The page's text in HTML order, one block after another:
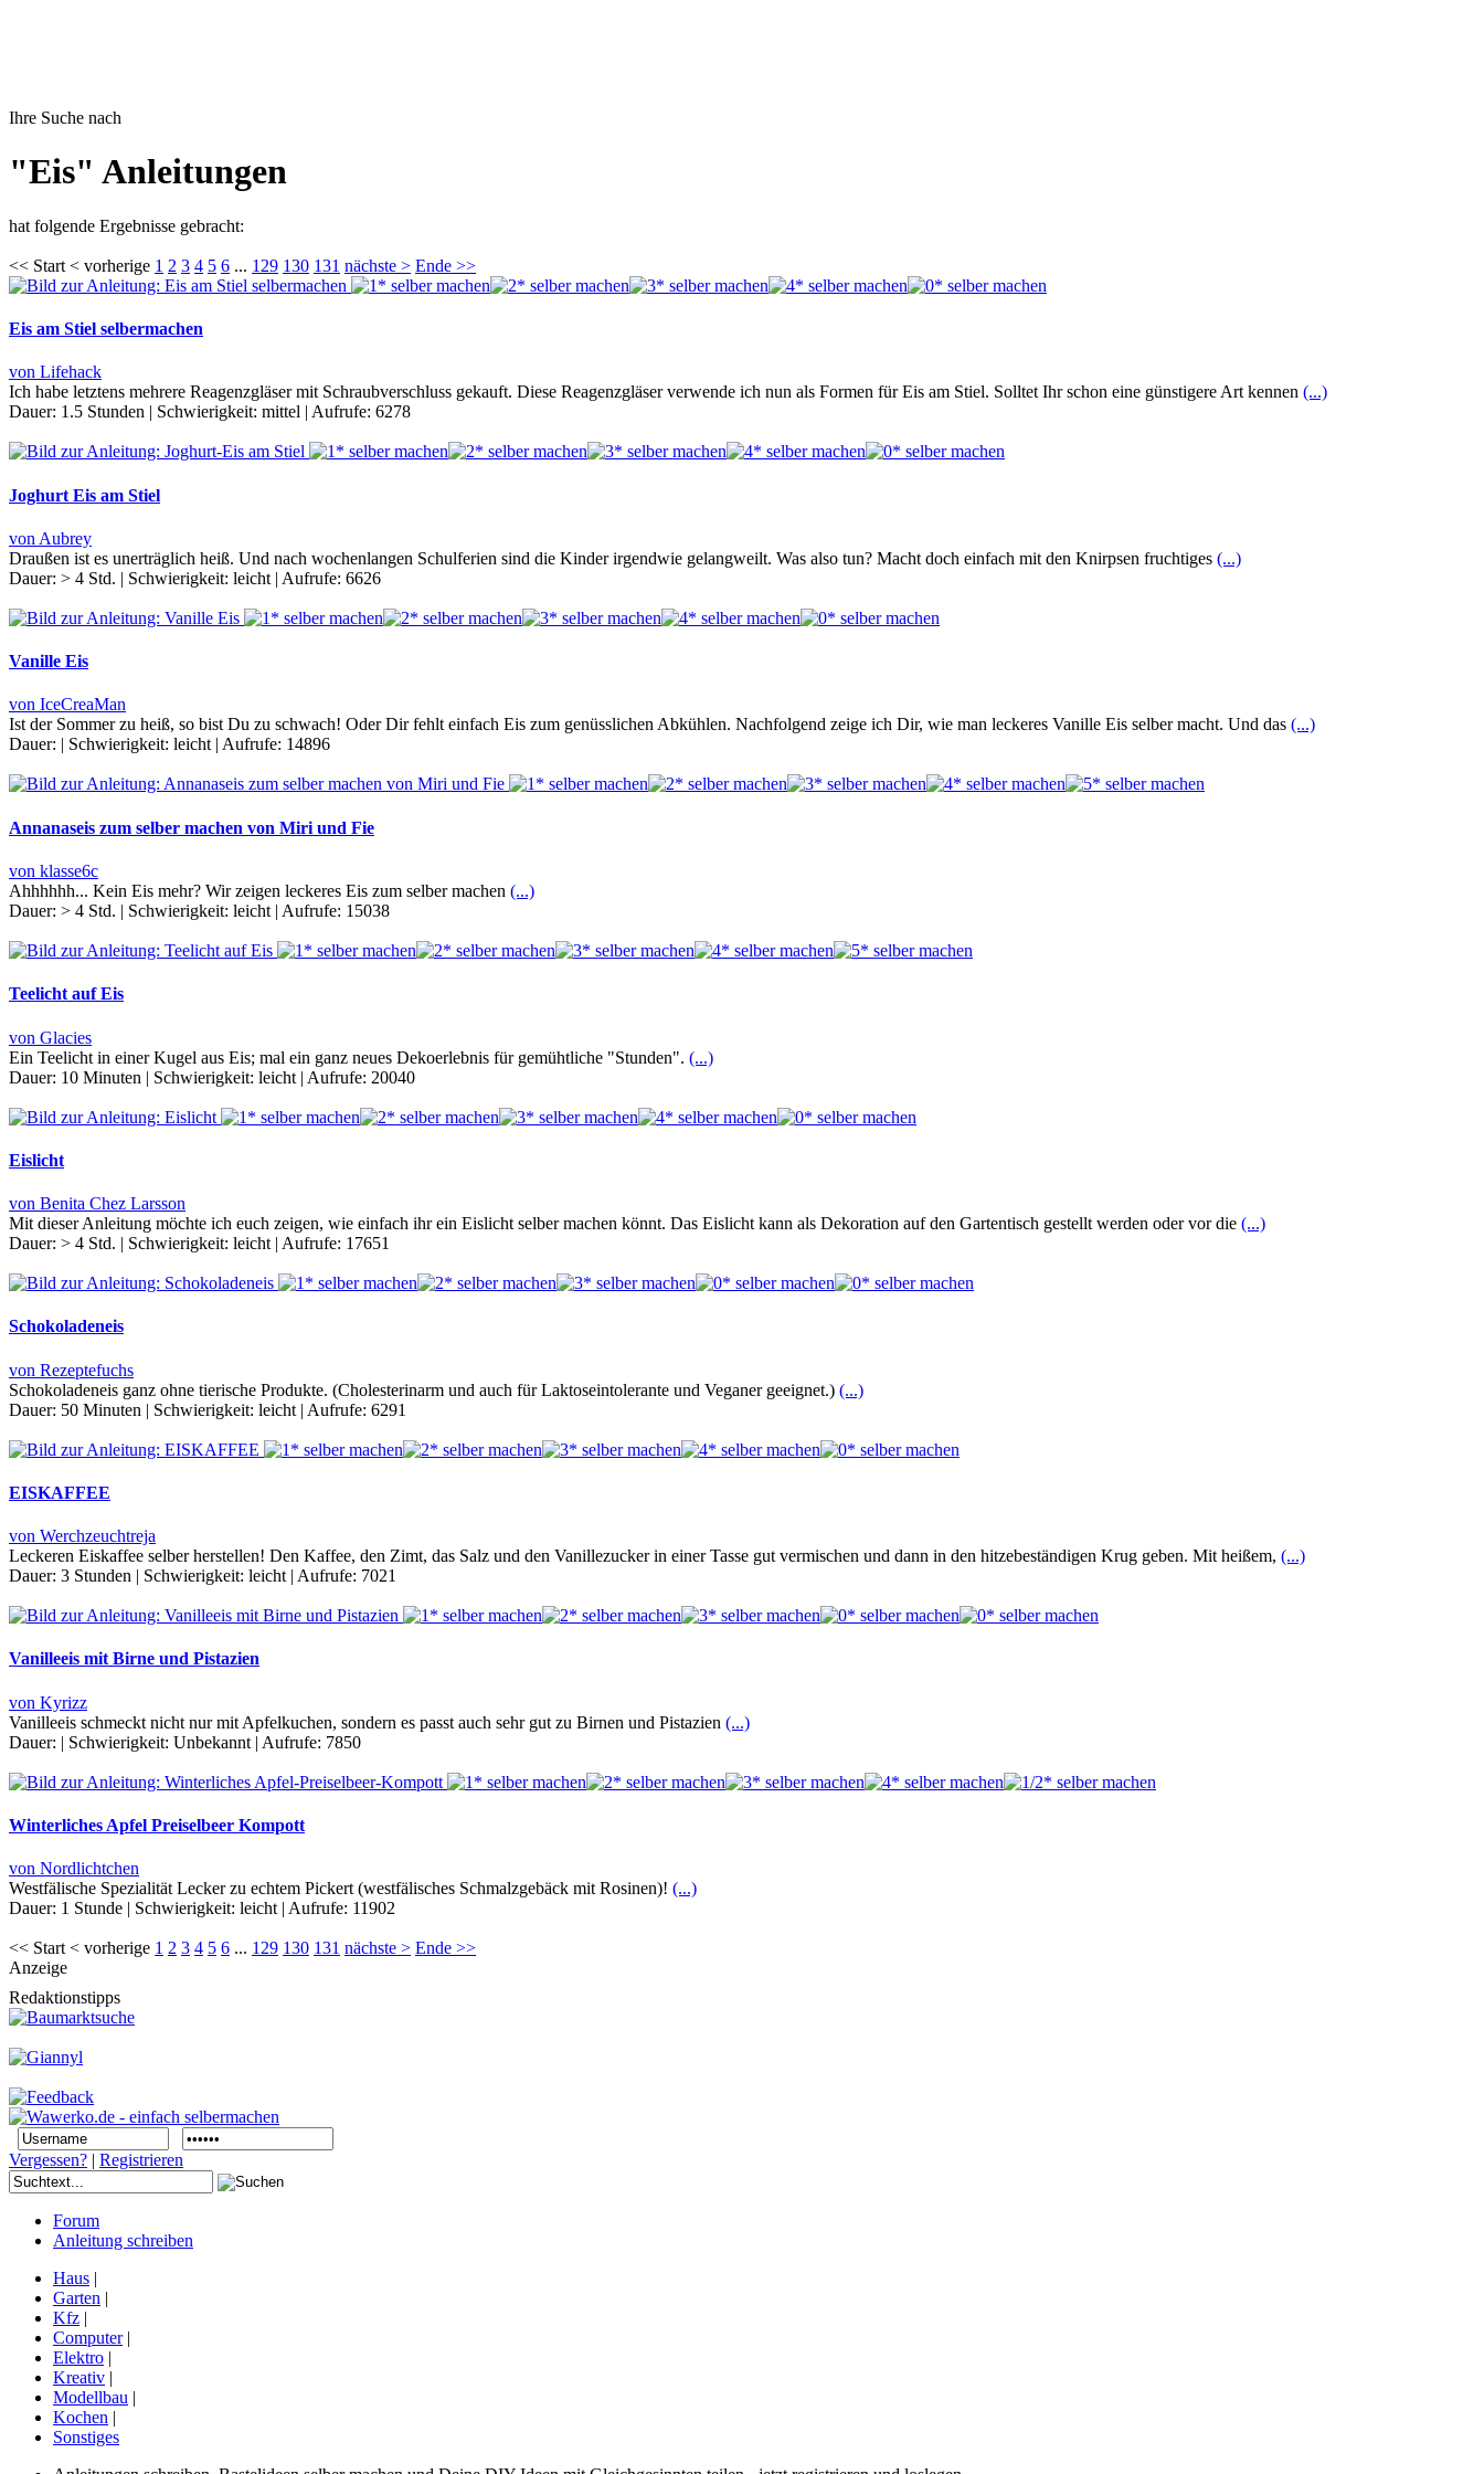
Ihre Suche nach
"Eis" Anleitungen
hat folgende Ergebnisse gebracht:
<< Start < vorherige 1 2 3 4 5 6 ... 129 130 131 nächste > Ende >>
Eis am Stiel selbermachen
von Lifehack
Ich habe letztens mehrere Reagenzgläser mit Schraubverschluss gekauft. Diese Reagenzgläser verwende ich nun als Formen für Eis am Stiel. Solltet Ihr schon eine günstigere Art kennen (...)
Dauer: 1.5 Stunden | Schwierigkeit: mittel | Aufrufe: 6278
Joghurt Eis am Stiel
von Aubrey
Draußen ist es unerträglich heiß. Und nach wochenlangen Schulferien sind die Kinder irgendwie gelangweilt. Was also tun? Macht doch einfach mit den Knirpsen fruchtiges (...)
Dauer: > 4 Std. | Schwierigkeit: leicht | Aufrufe: 6626
Vanille Eis
von IceCreaMan
Ist der Sommer zu heiß, so bist Du zu schwach! Oder Dir fehlt einfach Eis zum genüsslichen Abkühlen. Nachfolgend zeige ich Dir, wie man leckeres Vanille Eis selber macht. Und das (...)
Dauer:
Schwierigkeit: leicht Aufrufe: 14896
Annanaseis zum selber machen von Miri und Fie
von klasse6c
Ahhhhhh... Kein Eis mehr? Wir zeigen leckeres Eis zum selber machen (...)
Dauer: > 4 Std. | Schwierigkeit: leicht | Aufrufe: 15038
Teelicht auf Eis
von Glacies
Ein Teelicht in einer Kugel aus Eis; mal ein ganz neues Dekoerlebnis für gemühtliche "Stunden". (...)
Dauer: 10 Minuten | Schwierigkeit: leicht | Aufrufe: 20040
Eislicht
von Benita Chez Larsson
Mit dieser Anleitung möchte ich euch zeigen, wie einfach ihr ein Eislicht selber machen könnt. Das Eislicht kann als Dekoration auf den Gartentisch gestellt werden oder vor die (...)
Dauer: > 4 Std. | Schwierigkeit: leicht | Aufrufe: 17651
Schokoladeneis
von Rezeptefuchs
Schokoladeneis ganz ohne tierische Produkte. (Cholesterinarm und auch für Laktoseintolerante und Veganer geeignet.) (...)
Dauer: 50 Minuten | Schwierigkeit: leicht | Aufrufe: 6291
EISKAFFEE
von Werchzeuchtreja
Leckeren Eiskaffee selber herstellen! Den Kaffee, den Zimt, das Salz und den Vanillezucker in einer Tasse gut vermischen und dann in den hitzebeständigen Krug geben. Mit heißem, (...)
Dauer: 3 Stunden | Schwierigkeit: leicht | Aufrufe: 7021
Vanilleeis mit Birne und Pistazien
von Kyrizz
Vanilleeis schmeckt nicht nur mit Apfelkuchen, sondern es passt auch sehr gut zu Birnen und Pistazien (...)
Dauer: | Schwierigkeit: Unbekannt | Aufrufe: 7850
Winterliches Apfel Preiselbeer Kompott
von Nordlichtchen
Westfälische Spezialität Lecker zu echtem Pickert (westfälisches Schmalzgebäck mit Rosinen)! (...)
Dauer: 1 Stunde | Schwierigkeit: leicht | Aufrufe: 11902
<< Start < vorherige 1 2 3 4 5 6 ... 129 130 131 nächste > Ende >>
Anzeige
Redaktionstipps
Vergessen? | Registrieren
Forum
Anleitung schreiben
Haus |
Garten |
Kfz |
Computer|
Elektro |
Kreativ |
Modellbau |
Kochen |
Sonstiges